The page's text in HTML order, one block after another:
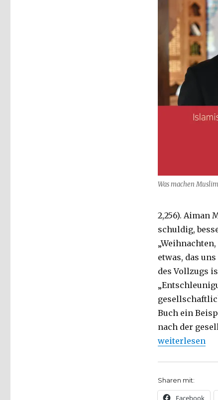
Was machen
2,256). Aiman
schuldig,
etwas, das
des Vollzugs
Buch ein
nach der
„Islam in
weiterlesen
Sharen mit:
Facebook